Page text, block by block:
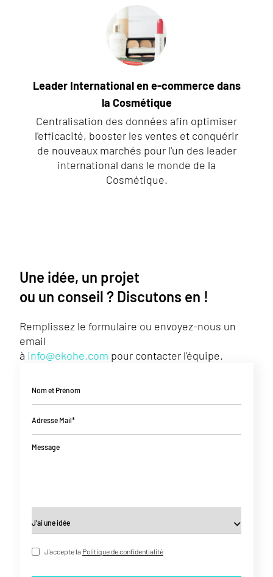
Leader International en e-commerce dans
la Cosmétique
Centralisation des données afin optimiser
l'efficacité, booster les ventes et conquérir
de nouveaux marchés pour l'un des leader
international dans le monde de la
Cosmétique.
Une idée, un projet
ou un conseil ? Discutons en !
Remplissez le formulaire ou envoyez-nous un
email
à info@ekohe.com pour contacter l'équipe.
Nom et Prénom
Adresse Mail*
Message
J'accepte la Politique de confidentialité